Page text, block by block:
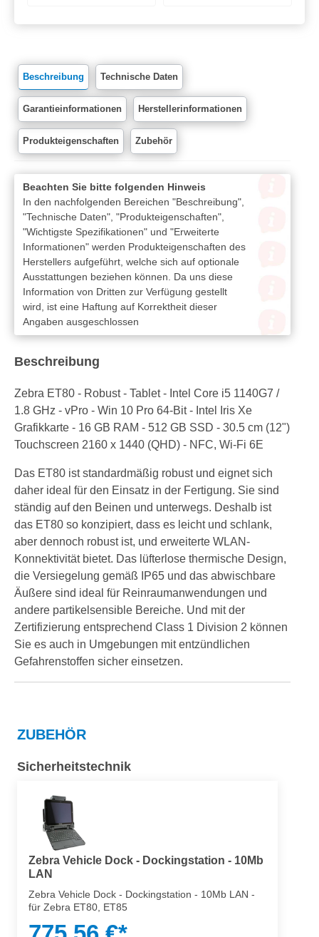
Beschreibung Technische Daten
Garantieinformationen Herstellerinformationen
Produkteigenschaften Zubehör
Beachten Sie bitte folgenden Hinweis
In den nachfolgenden Bereichen "Beschreibung",
"Technische Daten", "Produkteigenschaften",
"Wichtigste Spezifikationen" und "Erweiterte
Informationen" werden Produkteigenschaften des
Herstellers aufgeführt, welche sich auf optionale
Ausstattungen beziehen können. Da uns diese
Information von Dritten zur Verfügung gestellt
wird, ist eine Haftung auf Korrektheit dieser
Angaben ausgeschlossen
Beschreibung
Zebra ET80 - Robust - Tablet - Intel Core i5 1140G7 /
1.8 GHz - vPro - Win 10 Pro 64-Bit - Intel Iris Xe
Grafikkarte - 16 GB RAM - 512 GB SSD - 30.5 cm (12")
Touchscreen 2160 x 1440 (QHD) - NFC, Wi-Fi 6E
Das ET80 ist standardmäßig robust und eignet sich
daher ideal für den Einsatz in der Fertigung. Sie sind
ständig auf den Beinen und unterwegs. Deshalb ist
das ET80 so konzipiert, dass es leicht und schlank,
aber dennoch robust ist, und erweiterte WLAN-
Konnektivität bietet. Das lüfterlose thermische Design,
die Versiegelung gemäß IP65 und das abwischbare
Äußere sind ideal für Reinraumanwendungen und
andere partikelsensible Bereiche. Und mit der
Zertifizierung entsprechend Class 1 Division 2 können
Sie es auch in Umgebungen mit entzündlichen
Gefahrenstoffen sicher einsetzen.
ZUBEHÖR
Sicherheitstechnik
Zebra Vehicle Dock - Dockingstation - 10Mb
LAN
Zebra Vehicle Dock - Dockingstation - 10Mb LAN -
für Zebra ET80, ET85